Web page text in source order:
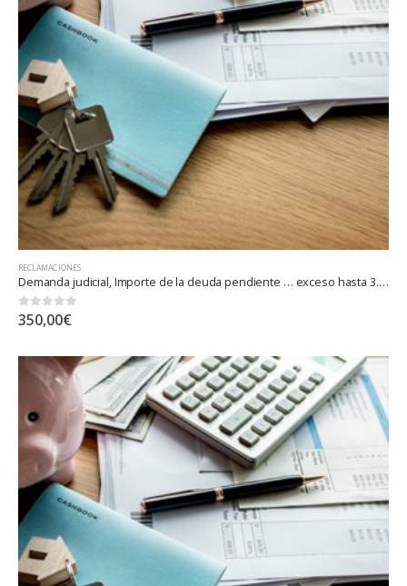
RECLAMACIONES
Demanda judicial, Importe de la deuda pendiente … exceso hasta 3.000.000 euros
0out of 5
350,00€